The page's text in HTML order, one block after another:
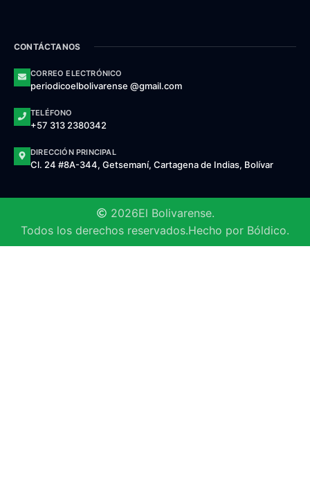
CONTÁCTANOS
CORREO ELECTRÓNICO
periodicoelbolivarense @gmail.com
TELÉFONO
+57 313 2380342
DIRECCIÓN PRINCIPAL
Cl. 24 #8A-344, Getsemaní, Cartagena de Indias, Bolívar
2026El Bolivarense.
Todos los derechos reservados.Hecho por Bóldico.